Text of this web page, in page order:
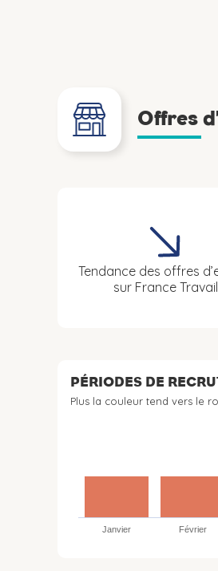
Offres
Tendance des offres
sur France Travail
PÉRIODES DE
Plus la couleur tend vers le
Janvier Février